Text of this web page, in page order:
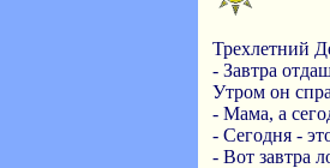
Трехлетний
- Завтра
Утром он
- Мама, а
- Сегодня -
- Вот завтра